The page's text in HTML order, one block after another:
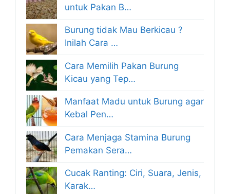
untuk Pakan B…
Burung tidak Mau Berkicau ?
Inilah Cara …
Cara Memilih Pakan Burung
Kicau yang Tep…
Manfaat Madu untuk Burung agar
Kebal Pen…
Cara Menjaga Stamina Burung
Pemakan Sera…
Cucak Ranting: Ciri, Suara, Jenis,
Karak…